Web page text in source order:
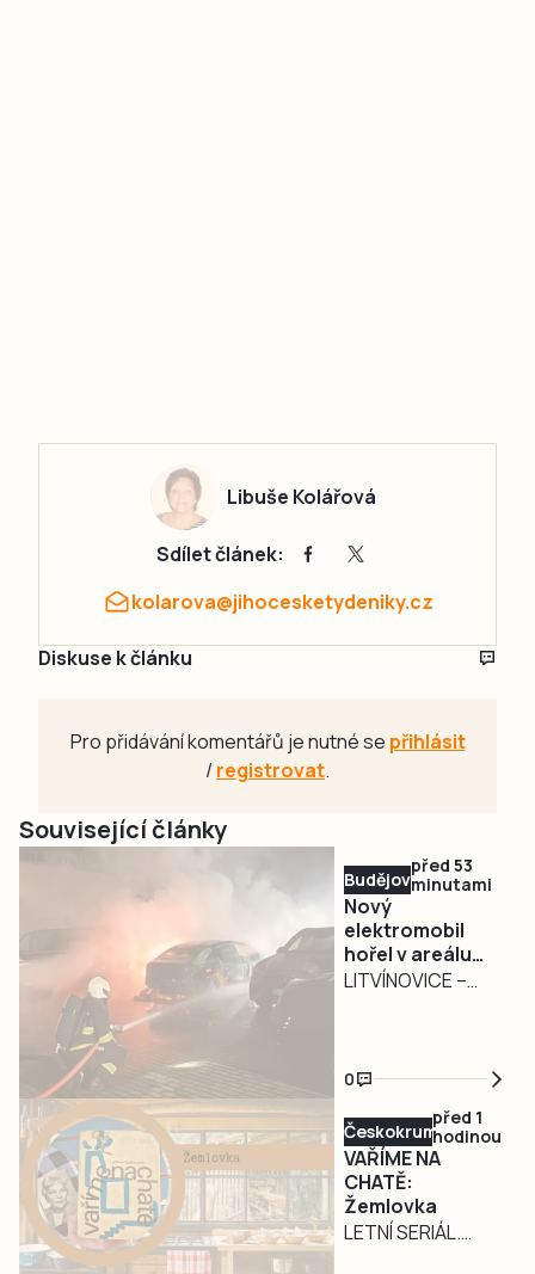
Libuše Kolářová
Sdílet článek:
kolarova@jihocesketydeniky.cz
Diskuse k článku
Pro přidávání komentářů je nutné se přihlásit
/registrovat.
Související články
Budějovicko
před 53
minutami
Nový
elektromobil
hořel v areálu
autosalonu v
LITVÍNOVICE –
zaměstnal ve
čtvrtek 7. srpna
nad ránem
profesionální i
dobrovolné
hasiče v
Litvínovicích na
0
Českokrumlovsko
před 1
hodinou
VAŘÍME NA
CHATĚ:
Žemlovka
LETNÍ SERIÁL.